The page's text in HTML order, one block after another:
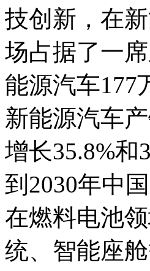
技创新，在
场占据了一
能源汽车177
新能源汽车
增长35.8%和
到2030年中
在燃料电池
统、智能座